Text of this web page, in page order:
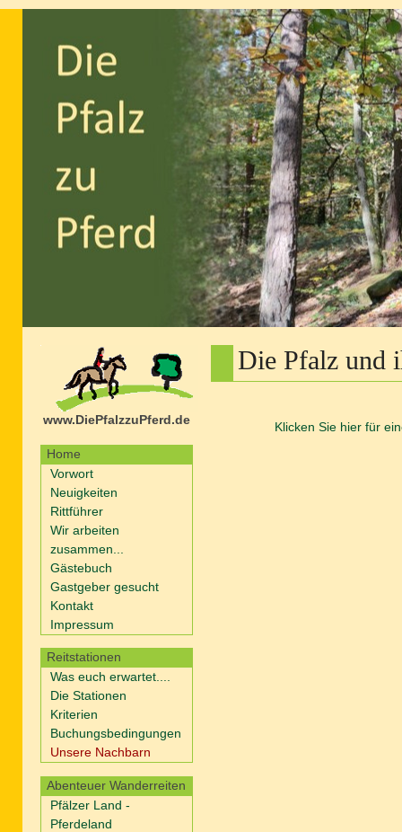
www.DiePfalzzuPferd.de
Home
Vorwort
Neuigkeiten
Rittführer
Wir arbeiten
zusammen...
Gästebuch
Gastgeber gesucht
Kontakt
Impressum
Reitstationen
Was euch erwartet....
Die Stationen
Kriterien
Buchungsbedingungen
Unsere Nachbarn
Abenteuer Wanderreiten
Pfälzer Land -
Pferdeland
Die Pfalz und
Klicken Sie hier für